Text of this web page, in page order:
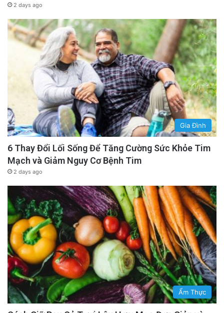
2 days ago
Gia Đình
6 Thay Đổi Lối Sống Để Tăng Cường Sức Khỏe Tim
Mạch và Giảm Nguy Cơ Bệnh Tim
2 days ago
Ẩm Thực